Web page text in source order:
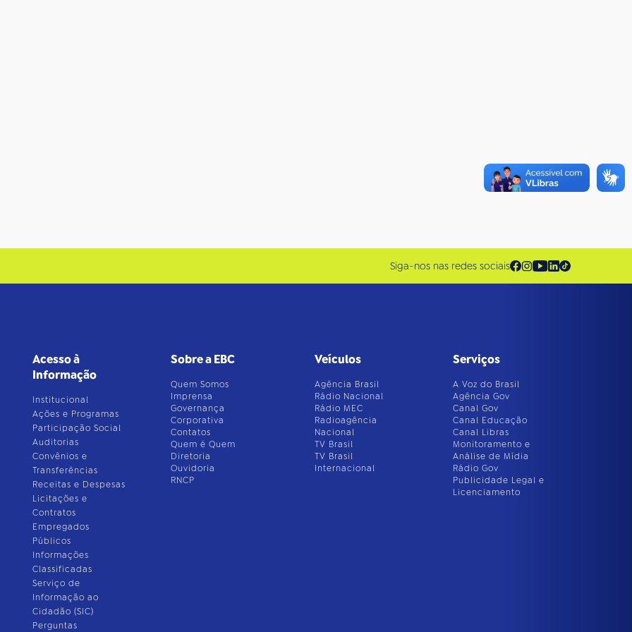
Siga-nos nas redes sociais
Acesso à
Informação
Institucional
Ações e Programas
Participação Social
Auditorias
Convênios e
Transferências
Receitas e Despesas
Licitações e
Contratos
Empregados
Públicos
Informações
Classificadas
Serviço de
Informação ao
Cidadão (SIC)
Perguntas
Sobre a EBC
Quem Somos
Imprensa
Governança
Corporativa
Contatos
Quem é Quem
Diretoria
Ouvidoria
RNCP
Veículos
Agência Brasil
Rádio Nacional
Rádio MEC
Radioagência
Nacional
TV Brasil
TV Brasil
Internacional
Serviços
A Voz do Brasil
Agência Gov
Canal Gov
Canal Educação
Canal Libras
Monitoramento e
Análise de Mídia
Rádio Gov
Publicidade Legal e
Licenciamento